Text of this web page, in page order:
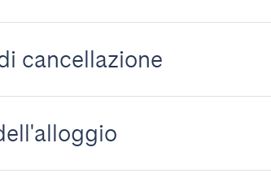
cancellazione